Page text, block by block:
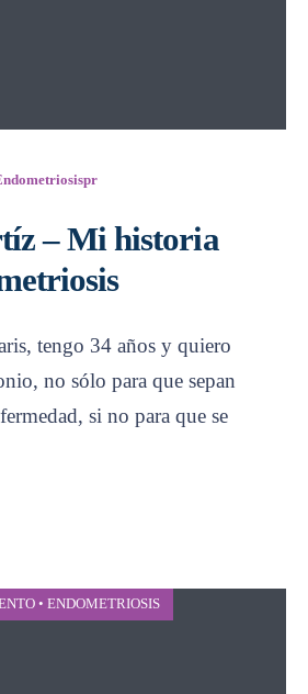
– Mi historia
tengo 34 años y quiero
no sólo para que sepan
si no para que se
• ENDOMETRIOSIS